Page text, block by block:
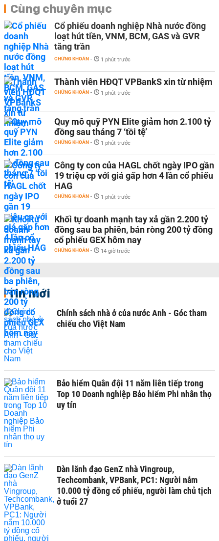
Cùng chuyên mục
Cổ phiếu doanh nghiệp Nhà nước đồng
loạt hút tiền, VNM, BCM, GAS và GVR
tăng trần
CHỨNG KHOÁN - 1 phút trước
Thành viên HĐQT VPBankS xin từ nhiệm
CHỨNG KHOÁN - 1 phút trước
Quy mô quỹ PYN Elite giảm hơn 2.100 tỷ
đồng sau tháng 7 ‘tồi tệ’
CHỨNG KHOÁN - 1 phút trước
Công ty con của HAGL chốt ngày IPO gần
19 triệu cp với giá gấp hơn 4 lần cổ phiếu
HAG
CHỨNG KHOÁN - 1 phút trước
Khối tự doanh mạnh tay xả gần 2.200 tỷ
đồng sau ba phiên, bán ròng 200 tỷ đồng
cổ phiếu GEX hôm nay
CHỨNG KHOÁN - 14 giờ trước
Tin mới
Chính sách nhà ở của nước Anh - Góc tham
chiếu cho Việt Nam
Bảo hiểm Quân đội 11 năm liên tiếp trong
Top 10 Doanh nghiệp Bảo hiểm Phi nhân thọ
uy tín
Dàn lãnh đạo GenZ nhà Vingroup,
Techcombank, VPBank, PC1: Người nắm
10.000 tỷ đồng cổ phiếu, người làm chủ tịch
ở tuổi 27